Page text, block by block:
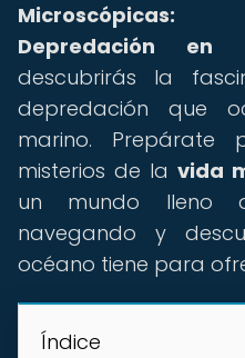
Depredación en
descubrirás la
depredación que
marino. Prepárate
misterios de la vida
un mundo lleno
navegando y
océano tiene para
Índice